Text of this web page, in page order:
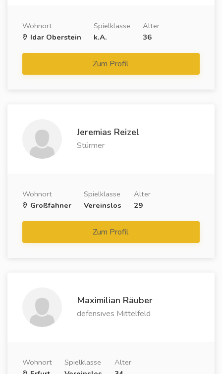
Wohnort
Idar Oberstein
Spielklasse
k.A.
Alter
36
Zum Profil
Jeremias Reizel
Stürmer
Wohnort
Großfahner
Spielklasse
Vereinslos
Alter
29
Zum Profil
Maximilian Räuber
defensives Mittelfeld
Wohnort
Spielklasse
Alter